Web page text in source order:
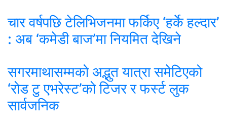
चार वर्षपछि टेलिभिजनमा फर्किए ‘हर्के हल्दार’
: अब ‘कमेडी बाज’मा नियमित देखिने
सगरमाथासम्मको अद्भुत यात्रा समेटिएको
‘रोड टु एभरेस्ट’को टिजर र फर्स्ट लुक
सार्वजनिक